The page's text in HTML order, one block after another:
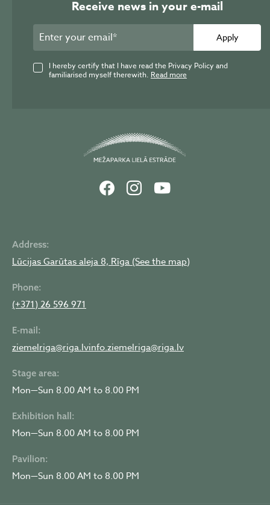
Address:
Lūcijas Garūtas aleja 8, Rīga (See the map)
Phone:
(+371) 26 596 971
E-mail:
ziemelriga@riga.lvinfo.ziemelriga@riga.lv
Stage area:
Mon—Sun 8.00 AM to 8.00 PM
Exhibition hall:
Mon—Sun 8.00 AM to 8.00 PM
Pavilion:
Mon—Sun 8.00 AM to 8.00 PM
Receive news in your e-mail
Apply
I hereby certify that I have read the Privacy Policy and
familiarised myself therewith. Read more